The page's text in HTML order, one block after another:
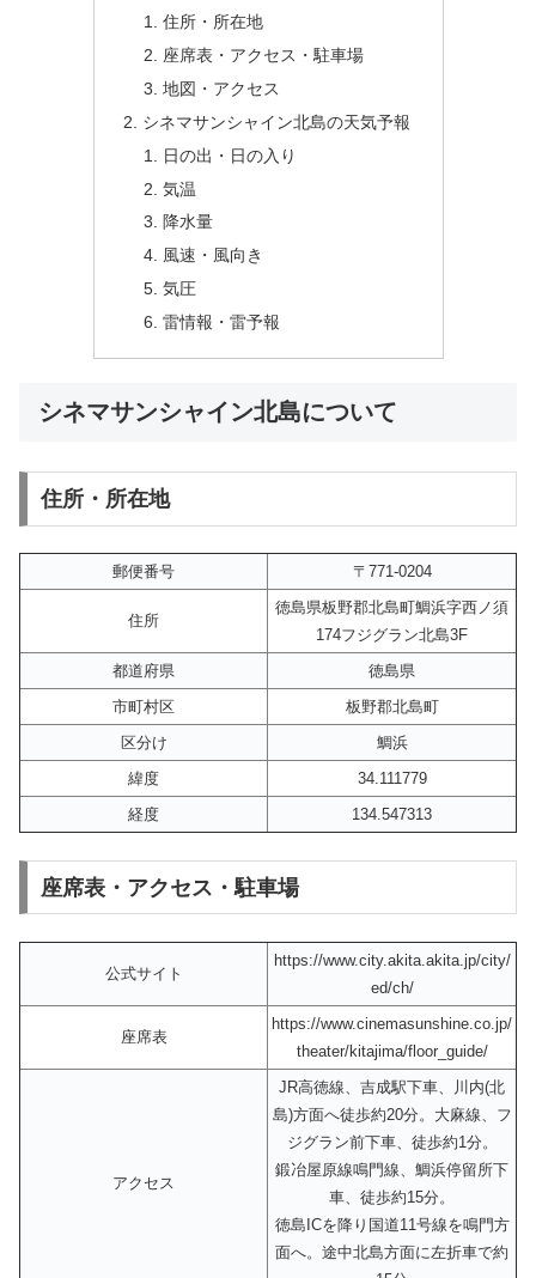
住所・所在地
座席表・アクセス・駐車場
地図・アクセス
シネマサンシャイン北島の天気予報
日の出・日の入り
気温
降水量
風速・風向き
気圧
雷情報・雷予報
シネマサンシャイン北島について
住所・所在地
郵便番号 〒771-0204
住所
徳島県板野郡北島町鯛浜字西ノ須
174フジグラン北島3F
都道府県
徳島県
市町村区
板野郡北島町
区分け
鯛浜
緯度
34.111779
経度
134.547313
座席表・アクセス・駐車場
公式サイト
https://www.city.akita.akita.jp/city/
ed/ch/
座席表
https://www.cinemasunshine.co.jp/
theater/kitajima/floor_guide/
アクセス
JR高徳線、吉成駅下車、川内(北
島)方面へ徒歩約20分。大麻線、フ
ジグラン前下車、徒歩約1分。
鍛冶屋原線鳴門線、鯛浜停留所下
車、徒歩約15分。
徳島ICを降り国道11号線を鳴門方
面へ。途中北島方面に左折車で約